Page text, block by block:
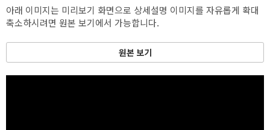
아래 이미지는 미리보기 화면으로 상세설명 이미지를 자유롭게 확대
축소하시려면 원본 보기에서 가능합니다.
원본 보기